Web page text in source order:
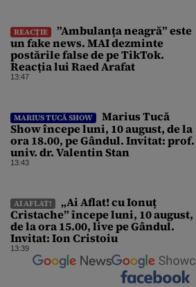
REACȚIE
”Ambulanța neagră” este
un fake news. MAI dezminte
postările false de pe TikTok.
Reacția lui Raed Arafat
13:47
MARIUS TUCĂ SHOW
Marius Tucă
Show începe luni, 10 august, de la
ora 18.00, pe Gândul. Invitat: prof.
univ. dr. Valentin Stan
13:43
AI AFLAT!
„Ai Aflat! cu Ionuț
Cristache” începe luni, 10 august,
de la ora 15.00, live pe Gândul.
Invitat: Ion Cristoiu
13:39